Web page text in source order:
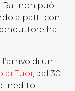
Rai non può
a patti con
ha
di un
ai Tuoi, dal 30
inedito